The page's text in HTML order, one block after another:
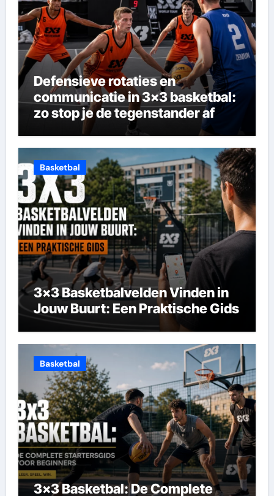
Defensieve rotaties en
communicatie in 3×3 basketbal:
zo stop je de tegenstander af
Basketbal
3×3 Basketbalvelden Vinden in
Jouw Buurt: Een Praktische Gids
Basketbal
3×3 Basketbal: De Complete